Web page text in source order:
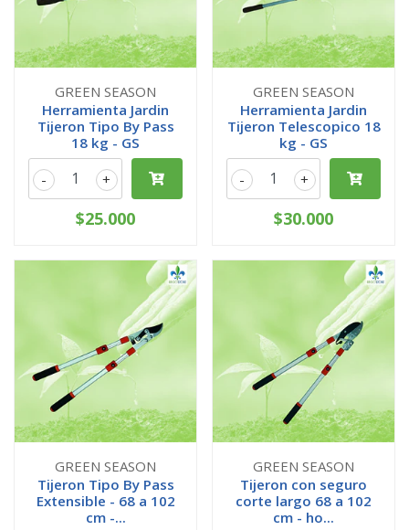
GREEN SEASON
Herramienta Jardin
Tijeron Tipo By Pass
18 kg - GS
+
-
$25.000
GREEN SEASON
Herramienta Jardin
Tijeron Telescopico 18
kg - GS
+
-
$30.000
GREEN SEASON
Tijeron Tipo By Pass
Extensible - 68 a 102
cm -...
GREEN SEASON
Tijeron con seguro
corte largo 68 a 102
cm - ho...